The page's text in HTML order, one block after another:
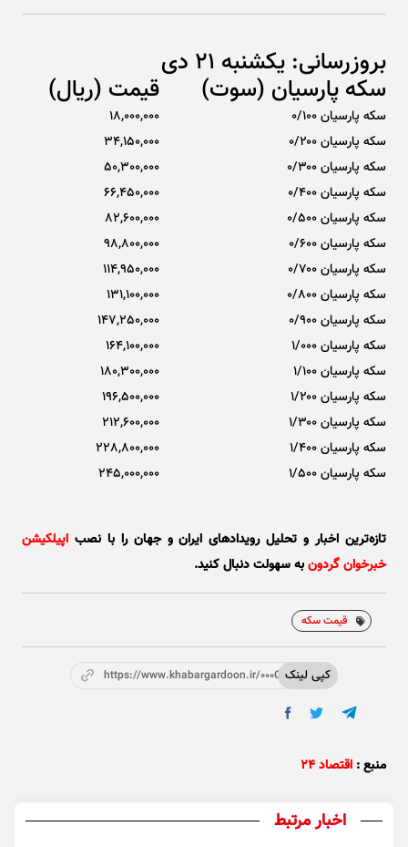
بروزرسانی: یکشنبه 21 دی
سکه پارسیان (سوت) قیمت (ریال)
سکه پارسیان ۰/۱۰۰
18,000,000
سکه پارسیان ۰/۲۰۰
34,150,000
سکه پارسیان ۰/۳۰۰
50,300,000
سکه پارسیان ۰/۴۰۰
66,450,000
سکه پارسیان ۰/۵۰۰
82,600,000
سکه پارسیان ۰/۶۰۰
98,800,000
سکه پارسیان ۰/۷۰۰
114,950,000
سکه پارسیان ۰/۸۰۰
131,100,000
سکه پارسیان ۰/۹۰۰
147,250,000
سکه پارسیان ۱/۰۰۰
164,100,000
سکه پارسیان ۱/۱۰۰
180,300,000
سکه پارسیان ۱/۲۰۰
196,500,000
سکه پارسیان ۱/۳۰۰
212,600,000
سکه پارسیان ۱/۴۰۰
228,800,000
سکه پارسیان ۱/۵۰۰
245,000,000
تازه‌ترین اخبار و تحلیل‌ رویدادهای ایران و جهان را با نصب اپیلکیشن
خبرخوان گردونبه سهولت دنبال کنید.
قیمت سکه
کپی لینکhttps://www.khabargardoon.ir/000OsM
منبع : اقتصاد ۲۴
اخبار مرتبط